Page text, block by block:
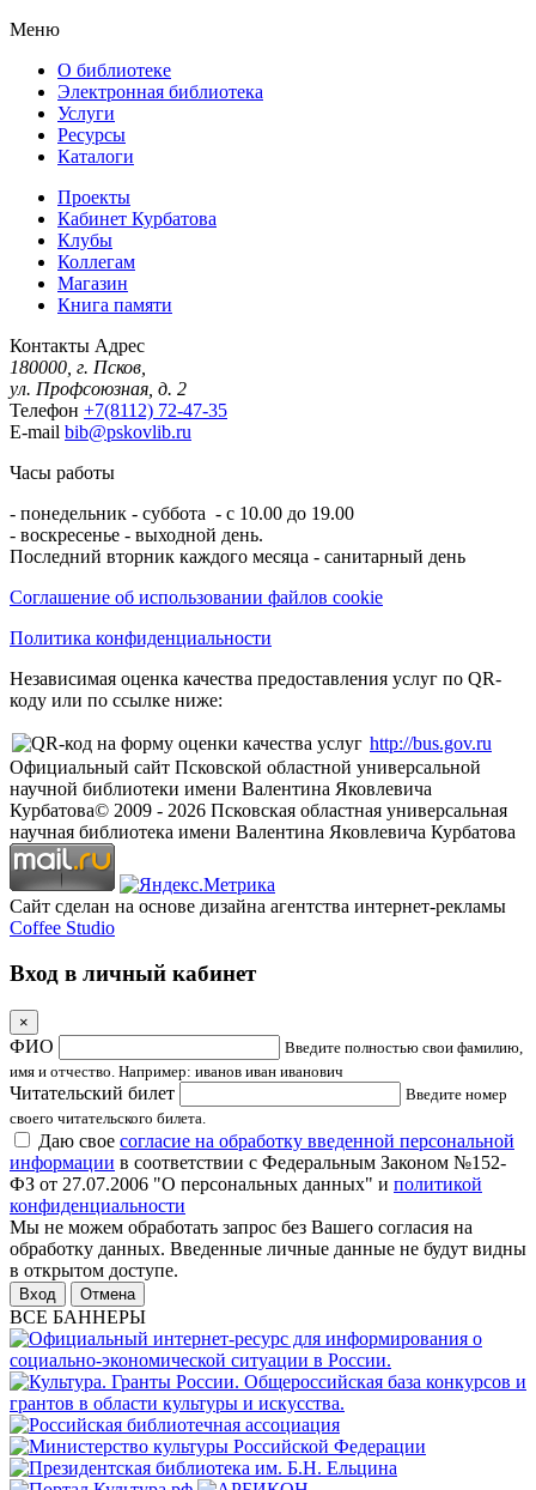
Меню
О библиотеке
Электронная библиотека
Услуги
Ресурсы
Каталоги
Проекты
Кабинет Курбатова
Клубы
Коллегам
Магазин
Книга памяти
Контакты Адрес
180000, г. Псков,
ул. Профсоюзная, д. 2
Телефон +7(8112) 72-47-35
E-mail bib@pskovlib.ru
Часы работы
- понедельник - суббота - с 10.00 до 19.00
- воскресенье - выходной день.
Последний вторник каждого месяца - санитарный день
Соглашение об использовании файлов cookie
Политика конфиденциальности
Независимая оценка качества предоставления услуг по QR-
коду или по ссылке ниже:
http://bus.gov.ru
Официальный сайт Псковской областной универсальной
научной библиотеки имени Валентина Яковлевича
Курбатова© 2009 - 2026 Псковская областная универсальная
научная библиотека имени Валентина Яковлевича Курбатова
Сайт сделан на основе дизайна агентства интернет-рекламы
Coffee Studio
Вход в личный кабинет
×
ФИО
Введите полностью свои фамилию,
имя и отчество. Например: иванов иван иванович
Читательский билет
Введите номер
своего читательского билета.
Даю свое согласие на обработку введенной персональной
информации в соответствии с Федеральным Законом №152-
ФЗ от 27.07.2006 "О персональных данных" и политикой
конфиденциальности
Мы не можем обработать запрос без Вашего согласия на
обработку данных. Введенные личные данные не будут видны
в открытом доступе.
Отмена
ВСЕ БАННЕРЫ